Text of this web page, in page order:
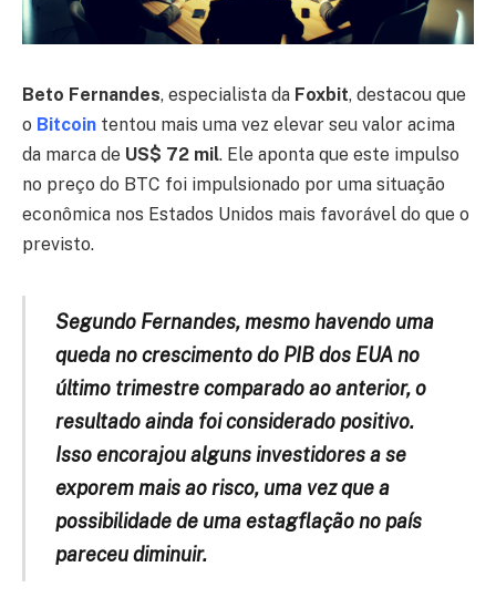
Beto Fernandes, especialista da Foxbit, destacou que
o Bitcoin tentou mais uma vez elevar seu valor acima
da marca de US$ 72 mil. Ele aponta que este impulso
no preço do BTC foi impulsionado por uma situação
econômica nos Estados Unidos mais favorável do que o
previsto.
Segundo Fernandes, mesmo havendo uma
queda no crescimento do PIB dos EUA no
último trimestre comparado ao anterior, o
resultado ainda foi considerado positivo.
Isso encorajou alguns investidores a se
exporem mais ao risco, uma vez que a
possibilidade de uma estagflação no país
pareceu diminuir.